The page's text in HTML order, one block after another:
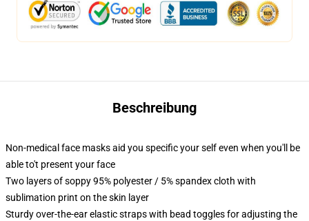
Beschreibung
Non-medical face masks aid you specific your self even when you'll be
able to't present your face
Two layers of soppy 95% polyester / 5% spandex cloth with
sublimation print on the skin layer
Sturdy over-the-ear elastic straps with bead toggles for adjusting the